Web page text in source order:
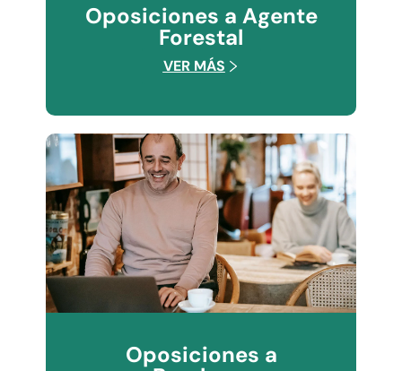
Oposiciones a Agente
Forestal
VER MÁS
Oposiciones a